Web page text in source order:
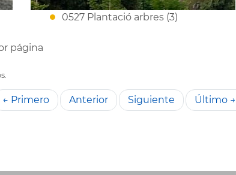
0527 Plantació arbres (3)
página
← Primero Anterior Siguiente Último →